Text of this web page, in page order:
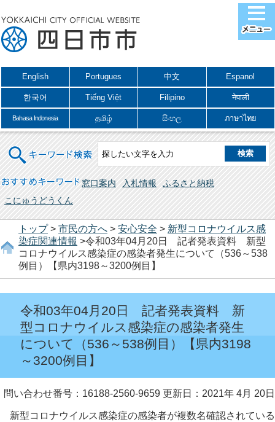
English Portugues 中文 Espanol
한국어 Tiếng Việt Filipino नेपाली
Bahasa Indonesia தமிழ் සිංහල ภาษาไทย
キーワード検索
おすすめキーワード 窓口案内 入札情報
ふるさと納税
こにゅうどうくん
トップ> 市民の方へ > 安心安全 > 新型コロナウイルス感
染症関連情報 >令和03年04月20日 記者発表資料 新型
コロナウイルス感染症の感染者発生について（536～538
例目）【県内3198～3200例目】
令和03年04月20日 記者発表資料 新
型コロナウイルス感染症の感染者発生
について（536～538例目）【県内3198
～3200例目】
問い合わせ番号：16188-2560-9659 更新日：2021年 4月 20日
新型コロナウイルス感染症の感染者が複数名確認されている